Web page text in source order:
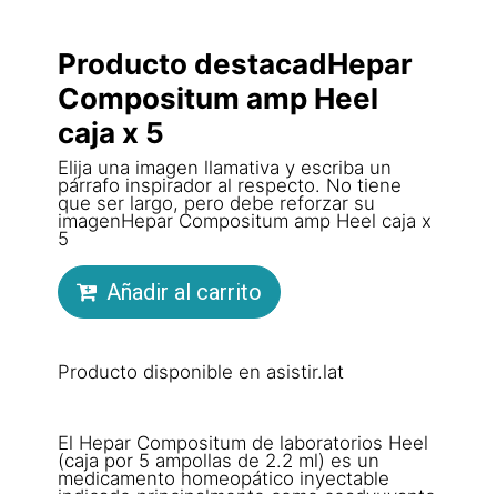
Producto destacadHepar
Compositum amp Heel
caja x 5
Elija una imagen llamativa y escriba un
párrafo inspirador al respecto. No tiene
que ser largo, pero debe reforzar su
imagenHepar Compositum amp Heel caja x
5
Añadir al carrito
Producto disponible en asistir.lat
El Hepar Compositum de laboratorios Heel
(caja por 5 ampollas de 2.2 ml) es un
medicamento homeopático inyectable